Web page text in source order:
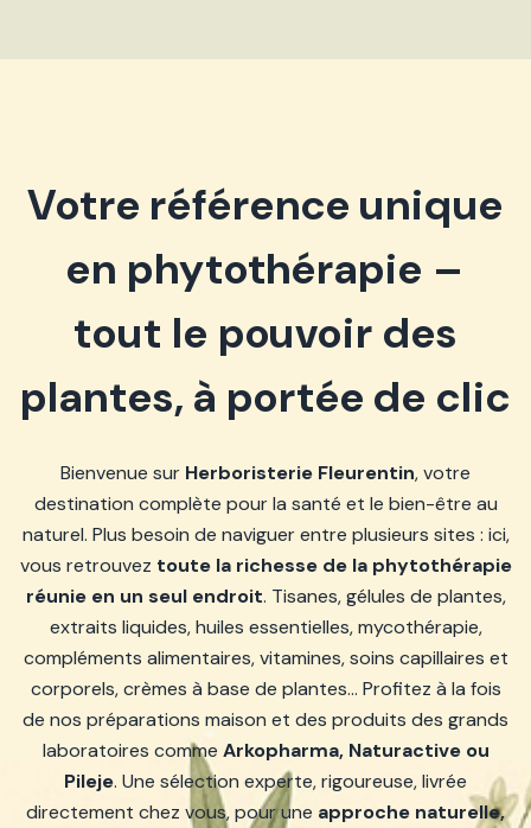
Votre référence unique
en phytothérapie –
tout le pouvoir des
plantes, à portée de clic
Bienvenue sur Herboristerie Fleurentin, votre
destination complète pour la santé et le bien-être au
naturel. Plus besoin de naviguer entre plusieurs sites : ici,
vous retrouvez toute la richesse de la phytothérapie
réunie en un seul endroit. Tisanes, gélules de plantes,
extraits liquides, huiles essentielles, mycothérapie,
compléments alimentaires, vitamines, soins capillaires et
corporels, crèmes à base de plantes… Profitez à la fois
de nos préparations maison et des produits des grands
laboratoires comme Arkopharma, Naturactive ou
Pileje. Une sélection experte, rigoureuse, livrée
directement chez vous, pour une approche naturelle,